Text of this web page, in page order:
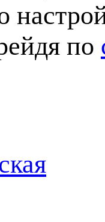
по